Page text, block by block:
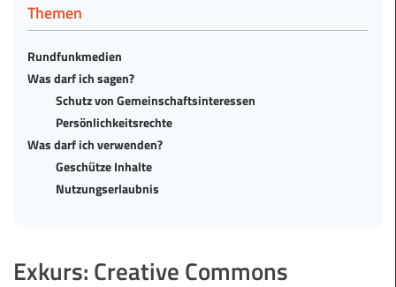
Themen
Rundfunkmedien
Was darf ich sagen?
Schutz von Gemeinschaftsinteressen
Persönlichkeitsrechte
Was darf ich verwenden?
Geschütze Inhalte
Nutzungserlaubnis
Exkurs: Creative Commons